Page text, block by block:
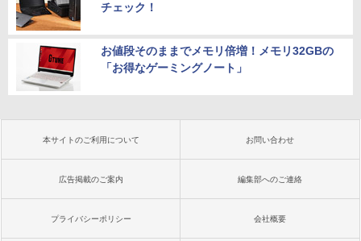
チェック！
お値段そのままでメモリ倍増！メモリ32GBの
「お得なゲーミングノート」
本サイトのご利用について お問い合わせ
広告掲載のご案内 編集部へのご連絡
プライバシーポリシー 会社概要